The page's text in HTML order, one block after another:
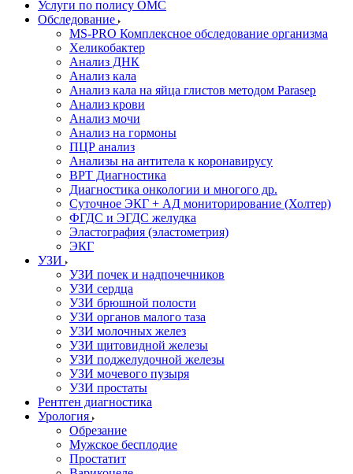
Услуги по полису ОМС
Обследование
MS-PRO Комплексное обследование организма
Хеликобактер
Анализ ДНК
Анализ кала
Анализ кала на яйца глистов методом Parasep
Анализ крови
Анализ мочи
Анализ на гормоны
ПЦР анализ
Анализы на антитела к коронавирусу
ВРТ Диагностика
Диагностика онкологии и многого др.
Суточное ЭКГ + АД мониторирование (Холтер)
ФГДС и ЭГДС желудка
Эластография (эластометрия)
ЭКГ
УЗИ
УЗИ почек и надпочечников
УЗИ сердца
УЗИ брюшной полости
УЗИ органов малого таза
УЗИ молочных желез
УЗИ щитовидной железы
УЗИ поджелудочной железы
УЗИ мочевого пузыря
УЗИ простаты
Рентген диагностика
Урология
Обрезание
Мужское бесплодие
Простатит